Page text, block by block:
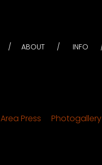
ABOUT INFO
Area Press Photogallery